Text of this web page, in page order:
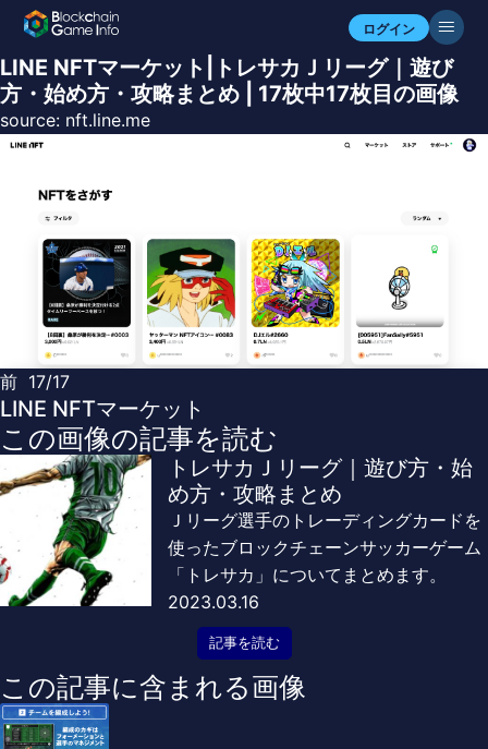
ログイン
LINE NFTマーケット|トレサカＪリーグ｜遊び
方・始め方・攻略まとめ | 17枚中17枚目の画像
source: nft.line.me
前 17/17
LINE NFTマーケット
この画像の記事を読む
トレサカＪリーグ｜遊び方・始
め方・攻略まとめ
Ｊリーグ選手のトレーディングカードを
使ったブロックチェーンサッカーゲーム
「トレサカ」についてまとめます。
2023.03.16
記事を読む
この記事に含まれる画像